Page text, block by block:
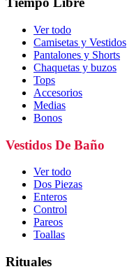
Ver todo
Camisetas y Vestidos
Pantalones y Shorts
Chaquetas y buzos
Tops
Accesorios
Medias
Bonos
Vestidos De Baño
Ver todo
Dos Piezas
Enteros
Control
Pareos
Toallas
Rituales